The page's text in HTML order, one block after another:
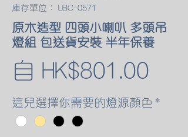
庫存單位： LBC-0571
原木造型 四頭小喇叭 多頭吊
燈組 包送貨安裝 半年保養
自 HK$801.00
銷
這兒選擇你需要的燈源顏色 *